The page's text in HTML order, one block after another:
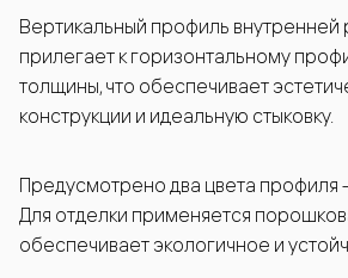
Вертикальный профиль внутренней
прилегает к горизонтальному
толщины, что обеспечивает
конструкции и идеальную стыковку.
Предусмотрено два цвета профиля
Для отделки применяется
обеспечивает экологичное и